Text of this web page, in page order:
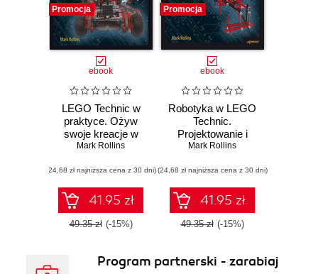
Promocja
ebook
LEGO Technic w
praktyce. Ożyw
swoje kreacje w
LEGO
Mark Rollins
(24,68 zł najniższa cena z 30 dni)
41.95 zł
49.35 zł (-15%)
Promocja
ebook
Robotyka w LEGO
Technic.
Projektowanie i
budowa własnych
Mark Rollins
(24,68 zł najniższa cena z 30 dni)
41.95 zł
49.35 zł (-15%)
Program partnerski - zarabiaj